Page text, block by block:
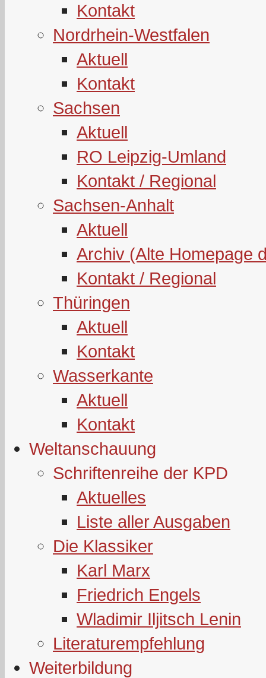
Kontakt
Nordrhein-Westfalen
Aktuell
Kontakt
Sachsen
Aktuell
RO Leipzig-Umland
Kontakt / Regional
Sachsen-Anhalt
Aktuell
Archiv (Alte Homepage
Kontakt / Regional
Thüringen
Aktuell
Kontakt
Wasserkante
Aktuell
Kontakt
Weltanschauung
Schriftenreihe der KPD
Aktuelles
Liste aller Ausgaben
Die Klassiker
Karl Marx
Friedrich Engels
Wladimir Iljitsch Lenin
Literaturempfehlung
Weiterbildung